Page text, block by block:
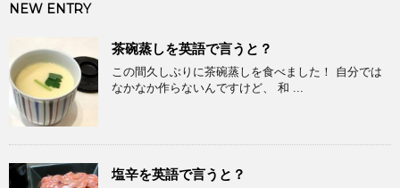
NEW ENTRY
茶碗蒸しを英語で言うと？
この間久しぶりに茶碗蒸しを食べました！ 自分では
なかなか作らないんですけど、 和 ...
塩辛を英語で言うと？